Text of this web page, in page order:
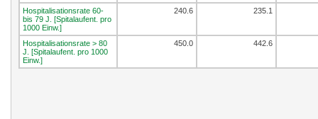
Hospitalisationsrate 60-
bis 79 J. [Spitalaufent. pro
1000 Einw.]
240.6 235.1
Hospitalisationsrate > 80
J. [Spitalaufent. pro 1000
Einw.]
450.0 442.6